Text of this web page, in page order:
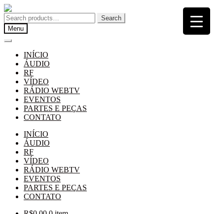
Pular
para
navegação
Pular
para
o
conteúdo
Search
for:
Search
Menu
INÍCIO
ÁUDIO
RF
VÍDEO
RÁDIO WEBTV
EVENTOS
PARTES E PEÇAS
CONTATO
INÍCIO
ÁUDIO
RF
VÍDEO
RÁDIO WEBTV
EVENTOS
PARTES E PEÇAS
CONTATO